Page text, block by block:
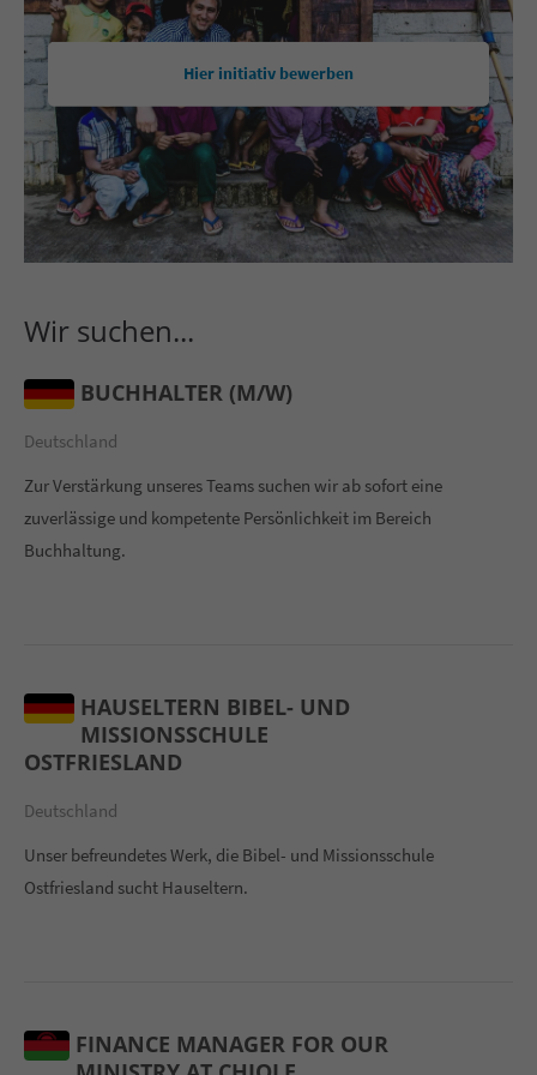
Hier initiativ bewerben
Wir suchen...
BUCHHALTER (M/W)
Deutschland
Zur Verstärkung unseres Teams suchen wir ab sofort eine
zuverlässige und kompetente Persönlichkeit im Bereich
Buchhaltung.
HAUSELTERN BIBEL- UND
MISSIONSSCHULE
OSTFRIESLAND
Deutschland
Unser befreundetes Werk, die Bibel- und Missionsschule
Ostfriesland sucht Hauseltern.
FINANCE MANAGER FOR OUR